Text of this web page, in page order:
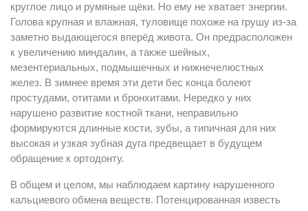
круглое лицо и румяные щёки. Но ему не хватает энергии.
Голова крупная и влажная, туловище похоже на грушу из-за
заметно выдающегося вперёд живота. Он предрасположен
к увеличению миндалин, а также шейных,
мезентериальных, подмышечных и нижнечелюстных
желез. В зимнее время эти дети бес конца болеют
простудами, отитами и бронхитами. Нередко у них
нарушено развитие костной ткани, неправильно
формируются длинные кости, зубы, а типичная для них
высокая и узкая зубная дуга предвещает в будущем
обращение к ортодонту.
В общем и целом, мы наблюдаем картину нарушенного
кальциевого обмена веществ. Потенцированная известь